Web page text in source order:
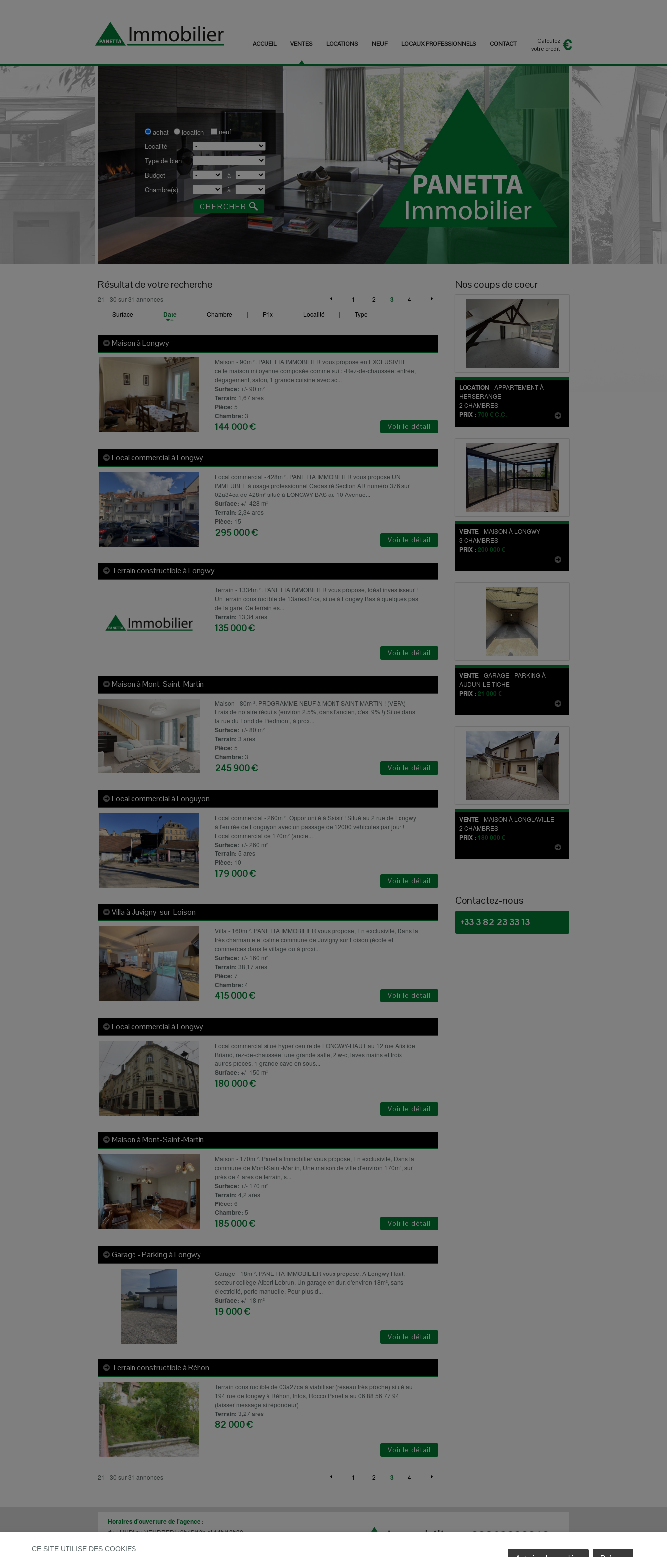
ACCUEIL VENTES LOCATIONS NEUF LOCAUX PROFESSIONNELS CONTACT
Calculez
votre crédit
achat location
neuf
Localité
Type de bien
Budget
à
Chambre(s)
à
Résultat de votre recherche
21 - 30 sur 31 annonces 1 2 3
4
Surface
| Date | Chambre | Prix | Localité | Type
Maison àLongwy
Maison - 90m ². PANETTA IMMOBILIER vous propose en EXCLUSIVITE
cette maison mitoyenne composée comme suit: -Rez-de-chaussée: entrée,
dégagement, salon, 1 grande cuisine avec ac...
Surface: +/- 90 m²
Terrain: 1,67 ares
Pièce: 5
Chambre: 3
144 000 € Voir le détail
Local commercial àLongwy
Local commercial - 428m ². PANETTA IMMOBILIER vous propose UN
IMMEUBLE à usage professionnel Cadastré Section AR numéro 376 sur
02a34ca de 428m² situé à LONGWY BAS au 10 Avenue...
Surface: +/- 428 m²
Terrain: 2,34 ares
Pièce: 15
295 000 €
Voir le détail
Terrain constructible àLongwy
Terrain - 1334m ². PANETTA IMMOBILIER vous propose, Idéal investisseur !
Un terrain constructible de 13ares34ca, situé à Longwy Bas à quelques pas
de la gare. Ce terrain es...
Terrain: 13,34 ares
135 000 €
Voir le détail
Maison àMont-Saint-Martin
Maison - 80m ². PROGRAMME NEUF à MONT-SAINT-MARTIN ! (VEFA)
Frais de notaire réduits (environ 2.5%, dans l'ancien, c'est 9% !) Situé dans
la rue du Fond de Piedmont, à prox...
Surface: +/- 80 m²
Terrain: 3 ares
Pièce: 5
Chambre: 3
245 900 € Voir le détail
Local commercial àLonguyon
Local commercial - 260m ². Opportunité à Saisir ! Situé au 2 rue de Longwy
à l'entrée de Longuyon avec un passage de 12000 véhicules par jour !
Local commercial de 170m² (ancie...
Surface: +/- 260 m²
Terrain: 5 ares
Pièce: 10
179 000 €
Voir le détail
Villa à Juvigny-sur-Loison
Villa - 160m ². PANETTA IMMOBILIER vous propose, En exclusivité, Dans la
très charmante et calme commune de Juvigny sur Loison (école et
commerces dans le village ou à proxi...
Surface: +/- 160 m²
Terrain: 38,17 ares
Pièce: 7
Chambre: 4
415 000 € Voir le détail
Local commercial àLongwy
Local commercial situé hyper centre de LONGWY-HAUT au 12 rue Aristide
Briand, rez-de-chaussée: une grande salle, 2 w-c, laves mains et trois
autres pièces, 1 grande cave en sous...
Surface: +/- 150 m²
180 000 €
Voir le détail
Maison àMont-Saint-Martin
Maison - 170m ². Panetta Immobilier vous propose, En exclusivité, Dans la
commune de Mont-Saint-Martin, Une maison de ville d'environ 170m², sur
près de 4 ares de terrain, s...
Surface: +/- 170 m²
Terrain: 4,2 ares
Pièce: 6
Chambre: 5
185 000 € Voir le détail
Garage - Parking àLongwy
Garage - 18m ². PANETTA IMMOBILIER vous propose, A Longwy Haut,
secteur collège Albert Lebrun, Un garage en dur, d'environ 18m², sans
électricité, porte manuelle. Pour plus d...
Surface: +/- 18 m²
19 000 €
Voir le détail
Terrain constructible àRéhon
Terrain constructible de 03a27ca à viabiliser (réseau très proche) situé au
194 rue de longwy à Réhon, Infos, Rocco Panetta au 06 88 56 77 94
(laisser message si répondeur)
Terrain: 3,27 ares
82 000 €
Voir le détail
21 - 30 sur 31 annonces 1 2 3 4
Nos coups de coeur
LOCATION -APPARTEMENTÀ
HERSERANGE
2 CHAMBRES
PRIX : 700 € C.C.
VENTE- MAISON À LONGWY
3 CHAMBRES
PRIX : 200 000 €
VENTE-GARAGE - PARKINGÀ
AUDUN-LE-TICHE
PRIX : 21 000 €
VENTE- MAISON À LONGLAVILLE
2 CHAMBRES
PRIX : 180 000 €
Contactez-nous
+33 3 82 23 33 13
Horaires d'ouverture de l'agence :
du LUNDI au VENDREDI : 9h15/12h et 14h/18h30
CE SITE UTILISE DES COOKIES